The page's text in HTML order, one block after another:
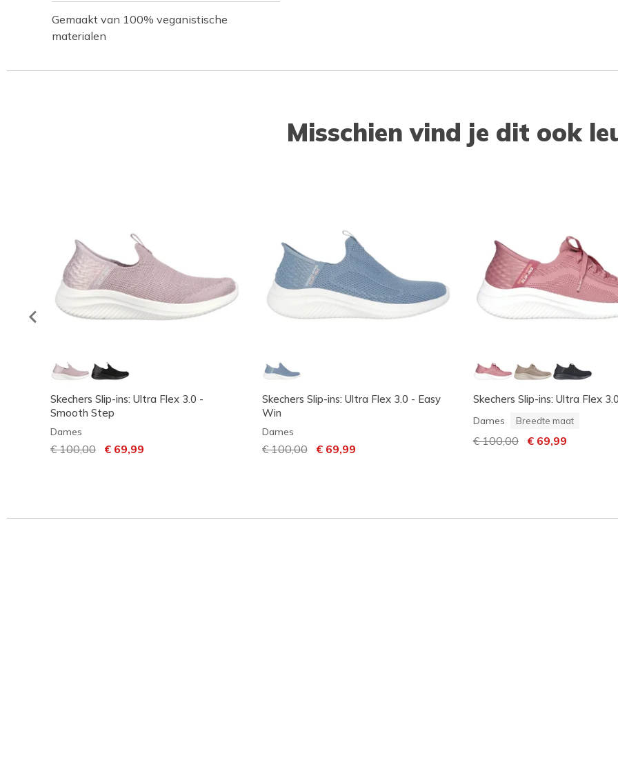
Gemaakt van 100% veganistische
materialen
Misschien vind je dit ook
Skechers Slip-ins: Ultra Flex 3.0 -
Smooth Step
Dames
Prijs verlaagd van
€ 100,00 naar
€ 69,99
Skechers Slip-ins: Ultra Flex 3.0 - Easy
Win
Dames
Prijs verlaagd van
€ 100,00naar
€ 69,99
Skechers Slip-ins: Ultra Flex
Dames Breedte maat
Prijs verlaagd van
€ 100,00 naar
€ 69,99